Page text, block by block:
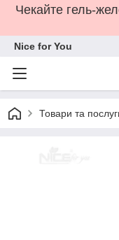
Чекайте гель-
Nice for You
Товари та